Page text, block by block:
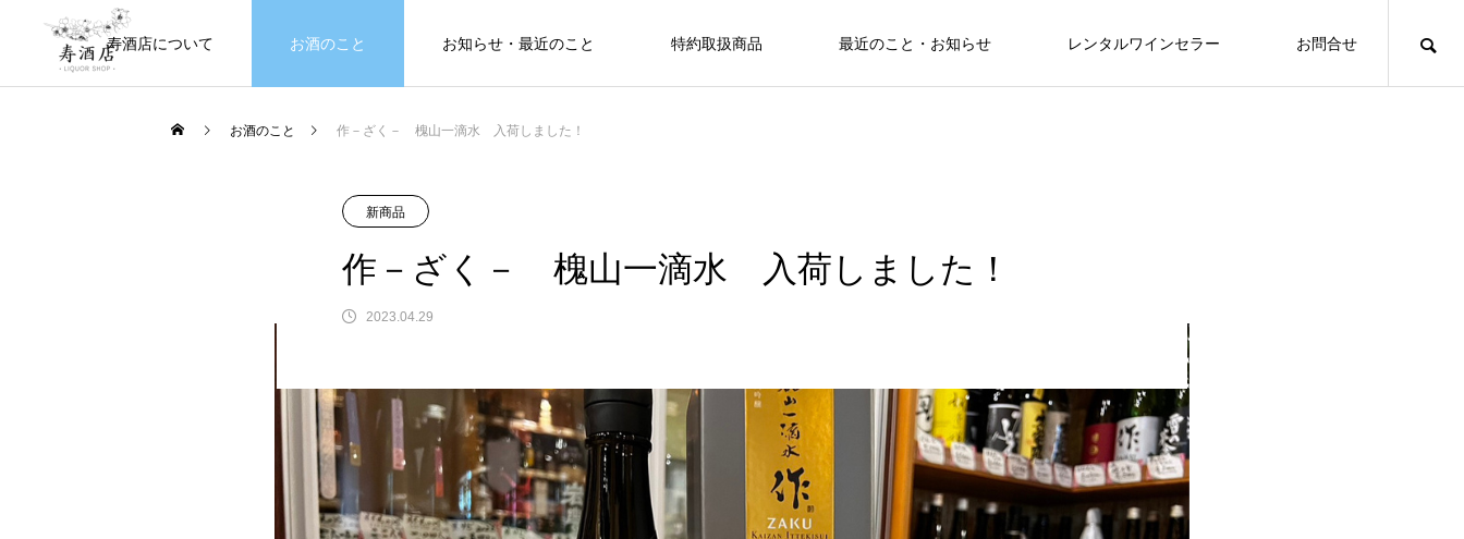
寿酒店について お酒のこと お知らせ・最近のこと 特約取扱商品 最近のこと・お知らせ レンタルワインセラー お問合せ
お酒のこと 作－ざく－ 槐山一滴水 入荷しました！
新商品
作－ざく－ 槐山一滴水 入荷しました！
2023.04.29